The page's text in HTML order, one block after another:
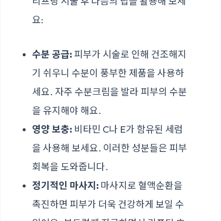
요:
수분 공급: 피부가 시술로 인해 건조해지
기 쉬우니 수분이 풍부한 제품을 사용하
세요. 자주 수분크림을 발라 피부의 수분
을 유지해야 해요.
영양 보충: 비타민 C나 E가 함유된 세럼
을 사용해 보세요. 이러한 성분들은 피부
회복을 도와줍니다.
정기적인 마사지: 마사지로 혈액순환을
촉진하면 피부가 더욱 건강하게 보일 수